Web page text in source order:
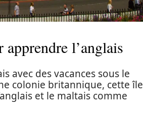
l’anglais
avec des vacances sous le
colonie britannique, cette île
et le maltais comme